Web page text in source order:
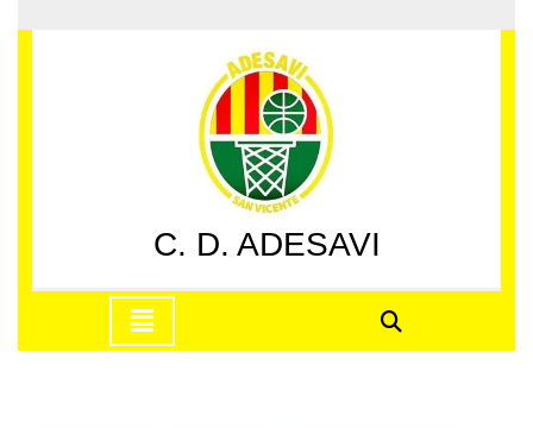
al
C. D. ADESAVI
apertura